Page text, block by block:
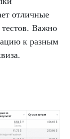
отличные
тестов. Важно
к разным